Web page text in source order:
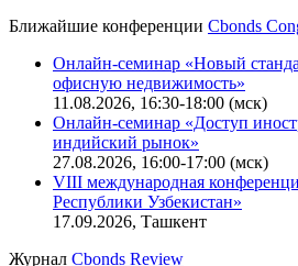
Ближайшие конференции Cbonds
Онлайн-семинар «Новый
офисную недвижимость»
11.08.2026, 16:30-18:00 (мск)
Онлайн-семинар «Доступ
индийский рынок»
27.08.2026, 16:00-17:00 (мск)
VIII международная
Республики Узбекистан»
17.09.2026, Ташкент
Журнал Cbonds Review